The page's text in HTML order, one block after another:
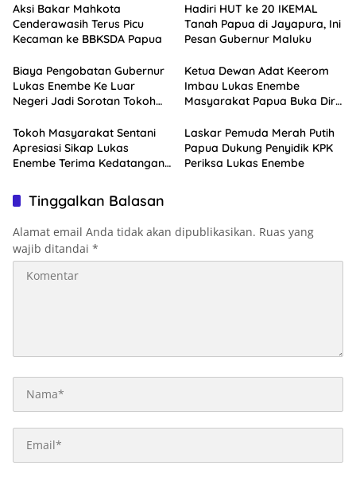
Aksi Bakar Mahkota
Cenderawasih Terus Picu
Kecaman ke BBKSDA Papua
Hadiri HUT ke 20 IKEMAL
Tanah Papua di Jayapura, Ini
Pesan Gubernur Maluku
Biaya Pengobatan Gubernur
Lukas Enembe Ke Luar
Negeri Jadi Sorotan Tokoh
Ketua Dewan Adat Keerom
Imbau Lukas Enembe
Masyarakat Papua Buka Diri
Tokoh Masyarakat Sentani
Apresiasi Sikap Lukas
Enembe Terima Kedatangan
Laskar Pemuda Merah Putih
Papua Dukung Penyidik KPK
Periksa Lukas Enembe
Tinggalkan Balasan
Alamat email Anda tidak akan dipublikasikan. Ruas yang
wajib ditandai *